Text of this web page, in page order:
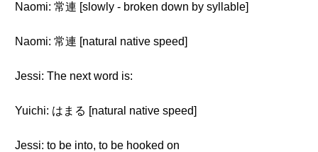
Naomi: 常連 [slowly - broken down by syllable]
Naomi: 常連 [natural native speed]
Jessi: The next word is:
Yuichi: はまる [natural native speed]
Jessi: to be into, to be hooked on